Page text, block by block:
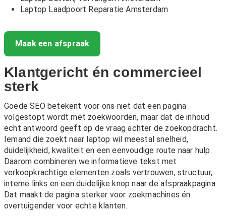
Laptop Laadpoort Reparatie Amsterdam
Maak een afspraak
Klantgericht én commercieel
sterk
Goede SEO betekent voor ons niet dat een pagina
volgestopt wordt met zoekwoorden, maar dat de inhoud
echt antwoord geeft op de vraag achter de zoekopdracht.
Iemand die zoekt naar laptop wil meestal snelheid,
duidelijkheid, kwaliteit en een eenvoudige route naar hulp.
Daarom combineren we informatieve tekst met
verkoopkrachtige elementen zoals vertrouwen, structuur,
interne links en een duidelijke knop naar de afspraakpagina.
Dat maakt de pagina sterker voor zoekmachines én
overtuigender voor echte klanten.